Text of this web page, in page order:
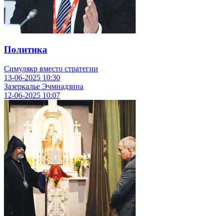
Политика
Симулякр вместо стратегии
13-06-2025 10:30
Зазеркалье Эчмиадзина
12-06-2025 10:07